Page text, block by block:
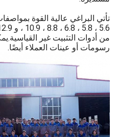
من أدوات التثبيت غير
رسومات أو عينات العملاء أيضًا.